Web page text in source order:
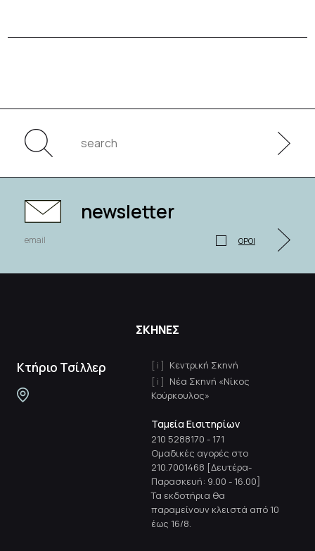
newsletter
ΟΡΟΙ
ΣΚΗΝΕΣ
Κτήριο Τσίλλερ
Κεντρική Σκηνή
Νέα Σκηνή «Νίκος
Κούρκουλος»
Ταμεία Εισιτηρίων
210 5288170 - 171
Ομαδικές αγορές στο
210.7001468 [Δευτέρα-
Παρασκευή: 9.00 - 16.00]
Τα εκδοτήρια θα
παραμείνουν κλειστά από 10
έως 16/8.